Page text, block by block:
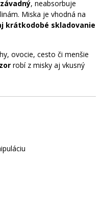
, neabsorbuje
Miska je vhodná na
krátkodobé skladovanie
ovocie, cesto či menšie
robí z misky aj vkusný